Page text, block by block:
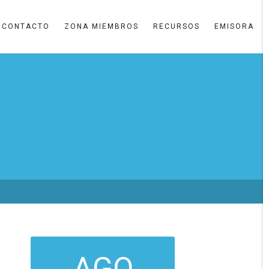
CONTACTO ZONA MIEMBROS RECURSOS EMISORA